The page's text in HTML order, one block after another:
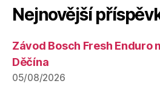
Nejnovější
Závod Bosch Fresh Enduro
Děčína
05/08/2026